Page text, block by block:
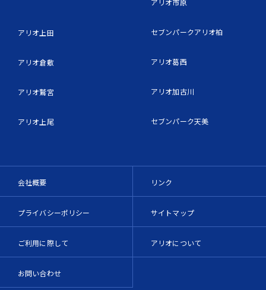
アリオ上田
アリオ倉敷
アリオ鷲宮
アリオ上尾
セブンパークアリオ柏
アリオ葛西
アリオ加古川
セブンパーク天美
会社概要
プライバシーポリシー
ご利用に際して
お問い合わせ
リンク
サイトマップ
アリオについて